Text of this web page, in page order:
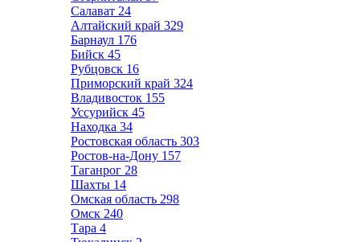
Салават 24
Алтайский край 329
Барнаул 176
Бийск 45
Рубцовск 16
Приморский край 324
Владивосток 155
Уссурийск 45
Находка 34
Ростовская область 303
Ростов-на-Дону 157
Таганрог 28
Шахты 14
Омская область 298
Омск 240
Тара 4